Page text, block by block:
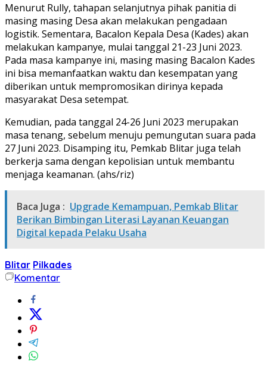
Menurut Rully, tahapan selanjutnya pihak panitia di
masing masing Desa akan melakukan pengadaan
logistik. Sementara, Bacalon Kepala Desa (Kades) akan
melakukan kampanye, mulai tanggal 21-23 Juni 2023.
Pada masa kampanye ini, masing masing Bacalon Kades
ini bisa memanfaatkan waktu dan kesempatan yang
diberikan untuk mempromosikan dirinya kepada
masyarakat Desa setempat.
Kemudian, pada tanggal 24-26 Juni 2023 merupakan
masa tenang, sebelum menuju pemungutan suara pada
27 Juni 2023. Disamping itu, Pemkab Blitar juga telah
berkerja sama dengan kepolisian untuk membantu
menjaga keamanan. (ahs/riz)
Baca Juga : Upgrade Kemampuan, Pemkab Blitar
Berikan Bimbingan Literasi Layanan Keuangan
Digital kepada Pelaku Usaha
Blitar Pilkades
Komentar